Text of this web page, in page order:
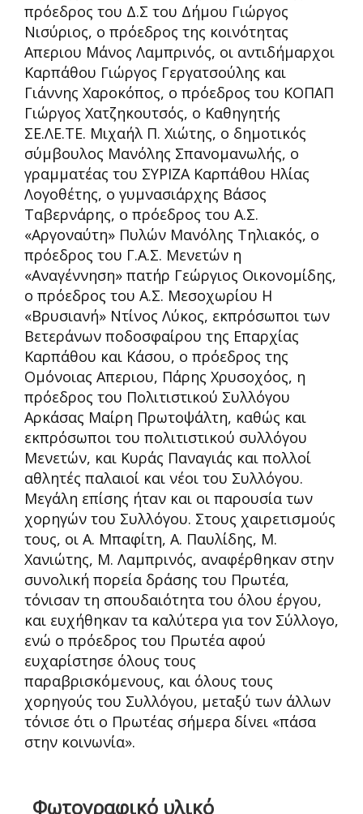
πρόεδρος του Δ.Σ του Δήμου Γιώργος
Νισύριος, ο πρόεδρος της κοινότητας
Απεριου Μάνος Λαμπρινός, οι αντιδήμαρχοι
Καρπάθου Γιώργος Γεργατσούλης και
Γιάννης Χαροκόπος, ο πρόεδρος του ΚΟΠΑΠ
Γιώργος Χατζηκουτσός, ο Καθηγητής
ΣΕ.ΛΕ.ΤΕ. Μιχαήλ Π. Χιώτης, ο δημοτικός
σύμβουλος Μανόλης Σπανομανωλής, ο
γραμματέας του ΣΥΡΙΖΑ Καρπάθου Ηλίας
Λογοθέτης, ο γυμνασιάρχης Βάσος
Ταβερνάρης, ο πρόεδρος του Α.Σ.
«Αργοναύτη» Πυλών Μανόλης Τηλιακός, ο
πρόεδρος του Γ.Α.Σ. Μενετών η
«Αναγέννηση» πατήρ Γεώργιος Οικονομίδης,
ο πρόεδρος του Α.Σ. Μεσοχωρίου Η
«Βρυσιανή» Ντίνος Λύκος, εκπρόσωποι των
Βετεράνων ποδοσφαίρου της Επαρχίας
Καρπάθου και Κάσου, ο πρόεδρος της
Ομόνοιας Απεριου, Πάρης Χρυσοχόος, η
πρόεδρος του Πολιτιστικού Συλλόγου
Αρκάσας Μαίρη Πρωτοψάλτη, καθώς και
εκπρόσωποι του πολιτιστικού συλλόγου
Μενετών, και Κυράς Παναγιάς και πολλοί
αθλητές παλαιοί και νέοι του Συλλόγου.
Μεγάλη επίσης ήταν και οι παρουσία των
χορηγών του Συλλόγου. Στους χαιρετισμούς
τους, οι Α. Μπαφίτη, Α. Παυλίδης, Μ.
Χανιώτης, Μ. Λαμπρινός, αναφέρθηκαν στην
συνολική πορεία δράσης του Πρωτέα,
τόνισαν τη σπουδαιότητα του όλου έργου,
και ευχήθηκαν τα καλύτερα για τον Σύλλογο,
ενώ ο πρόεδρος του Πρωτέα αφού
ευχαρίστησε όλους τους
παραβρισκόμενους, και όλους τους
χορηγούς του Συλλόγου, μεταξύ των άλλων
τόνισε ότι ο Πρωτέας σήμερα δίνει «πάσα
στην κοινωνία».
Φωτογραφικό υλικό